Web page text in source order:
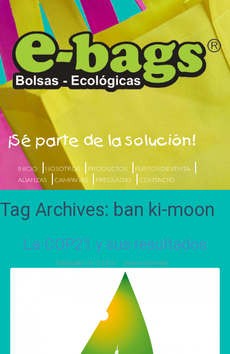
¡Sé parte de la solución!
INICIO NOSOTROS PRODUCTOS
PUNTOS DE VENTA
ALIANZAS
CAMPAÑAS PREGUNTAS CONTACTO
Tag Archives: ban ki-moon
La COP21 y sus resultados
Publicado 10 12 2015 Leave a comment